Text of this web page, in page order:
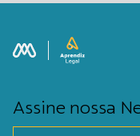
Assine nossa